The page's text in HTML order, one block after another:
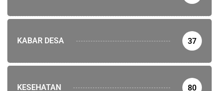
KABAR DESA 37
KESEHATAN 80